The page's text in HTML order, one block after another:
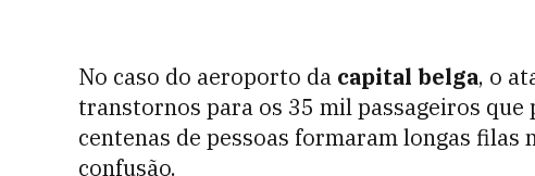
No caso do aeroporto da capital belga, o
transtornos para os 35 mil passageiros
centenas de pessoas formaram longas filas
confusão.